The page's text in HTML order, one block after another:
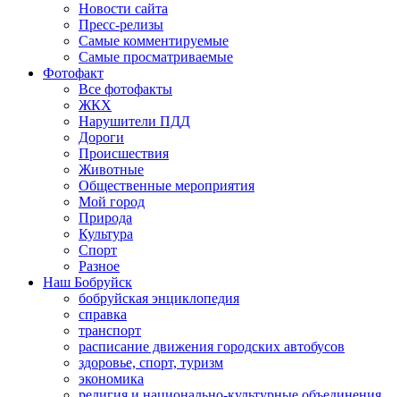
Новости сайта
Пресс-релизы
Самые комментируемые
Самые просматриваемые
Фотофакт
Все фотофакты
ЖКХ
Нарушители ПДД
Дороги
Происшествия
Животные
Общественные мероприятия
Мой город
Природа
Культура
Спорт
Разное
Наш Бобруйск
бобруйская энциклопедия
справка
транспорт
расписание движения городских автобусов
здоровье, спорт, туризм
экономика